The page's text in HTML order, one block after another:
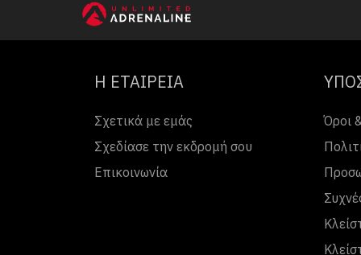
Η ΕΤΑΙΡΕΙΑ
Σχετικά με εμάς
Σχεδίασε την εκδρομή σου
Επικοινωνία
Όροι